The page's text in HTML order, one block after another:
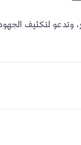
وتدعو لتكثيف